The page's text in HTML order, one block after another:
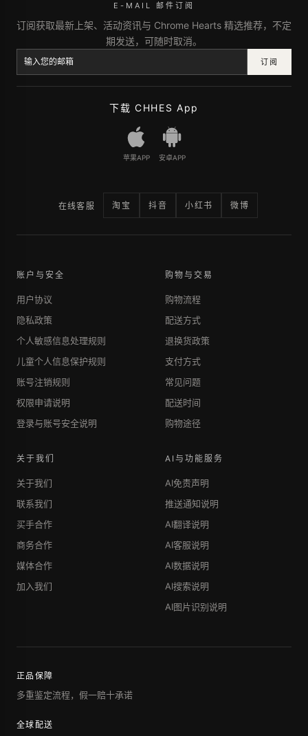
E-MAIL 邮件订阅
订阅获取最新上架、活动资讯与 Chrome Hearts 精选推荐，不定
期发送，可随时取消。
订阅
下载 CHHES App
苹果APP 安卓APP
在线客服 淘宝 抖音 小红书 微博
账户与安全
用户协议
隐私政策
个人敏感信息处理规则
儿童个人信息保护规则
账号注销规则
权限申请说明
登录与账号安全说明
购物与交易
购物流程
配送方式
退换货政策
支付方式
常见问题
配送时间
购物途径
关于我们
关于我们
联系我们
买手合作
商务合作
媒体合作
加入我们
AI与功能服务
AI免责声明
推送通知说明
AI翻译说明
AI客服说明
AI数据说明
AI搜索说明
AI图片识别说明
正品保障
多重鉴定流程，假一赔十承诺
全球配送